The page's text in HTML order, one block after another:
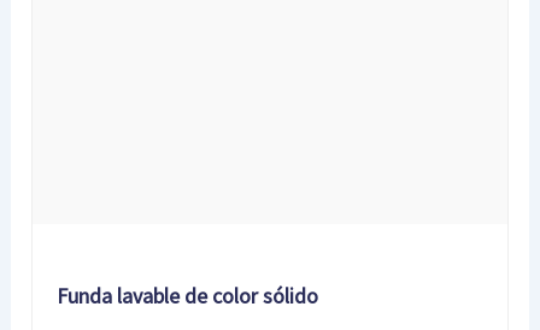
Funda lavable de color sólido